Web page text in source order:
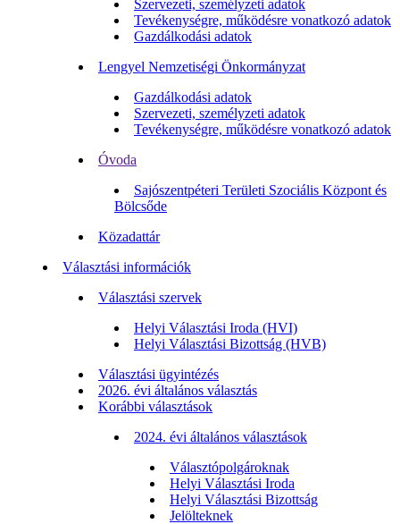
Szervezeti, személyzeti adatok
Tevékenységre, működésre vonatkozó adatok
Gazdálkodási adatok
Lengyel Nemzetiségi Önkormányzat
Gazdálkodási adatok
Szervezeti, személyzeti adatok
Tevékenységre, működésre vonatkozó adatok
Óvoda
Sajószentpéteri Területi Szociális Központ és
Bölcsőde
Közadattár
Választási információk
Választási szervek
Helyi Választási Iroda (HVI)
Helyi Választási Bizottság (HVB)
Választási ügyintézés
2026. évi általános választás
Korábbi választások
2024. évi általános választások
Választópolgároknak
Helyi Választási Iroda
Helyi Választási Bizottság
Jelölteknek